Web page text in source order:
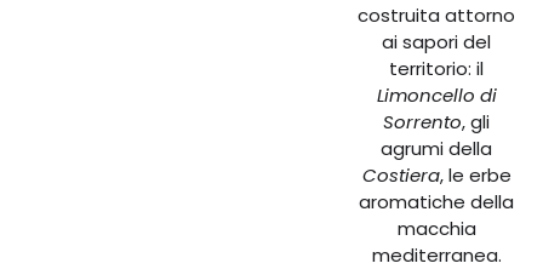
costruita attorno
ai sapori del
territorio: il
Limoncello di
Sorrento, gli
agrumi della
Costiera, le erbe
aromatiche della
macchia
mediterranea.